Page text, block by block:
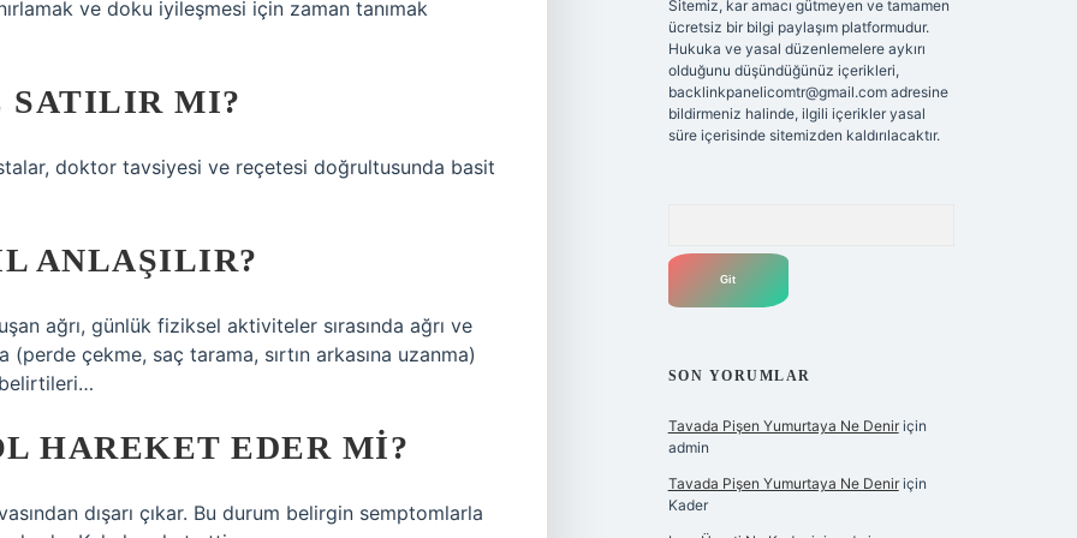
ve doku iyileşmesi için zaman tanımak
SATILIR MI?
doktor tavsiyesi ve reçetesi doğrultusunda basit
ANLAŞILIR?
ağrı, günlük fiziksel aktiviteler sırasında ağrı ve
(perde çekme, saç tarama, sırtın arkasına uzanma)
belirtileri…
HAREKET EDER MI?
dışarı çıkar. Bu durum belirgin semptomlarla
Sitemiz, kar amacı gütmeyen ve tamamen
ücretsiz bir bilgi paylaşım platformudur.
Hukuka ve yasal düzenlemelere aykırı
olduğunu düşündüğünüz içerikleri,
backlinkpanelicomtr@gmail.comadresine
bildirmeniz halinde, ilgili içerikler yasal
süre içerisinde sitemizden kaldırılacaktır.
SON YORUMLAR
Tavada Pişen Yumurtaya Ne Deniriçin
admin
Tavada Pişen Yumurtaya Ne Deniriçin
Kader